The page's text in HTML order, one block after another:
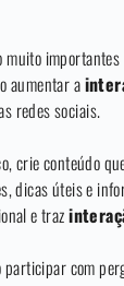
muito
aumentar a
redes sociais.
crie conteúdo
dicas úteis e
e traz
participar com